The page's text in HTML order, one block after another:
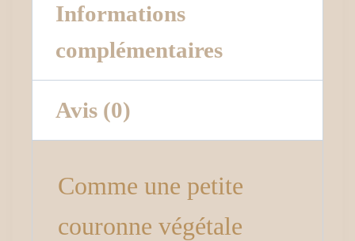
Informations
complémentaires
Avis (0)
Comme une petite
couronne végétale